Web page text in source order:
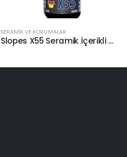
SERAMİK VE KORUMALAR
Slopes X55 Seramik İçerikli Boya Koruma Cila 1lt